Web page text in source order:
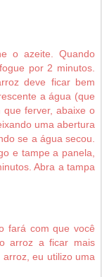
o azeite. Quando
por 2 minutos.
deve ficar bem
a água (que
que ferver, abaixe o
uma abertura
se a água secou.
e tampe a panela,
Abra a tampa
fará com que você
arroz a ficar mais
eu utilizo uma